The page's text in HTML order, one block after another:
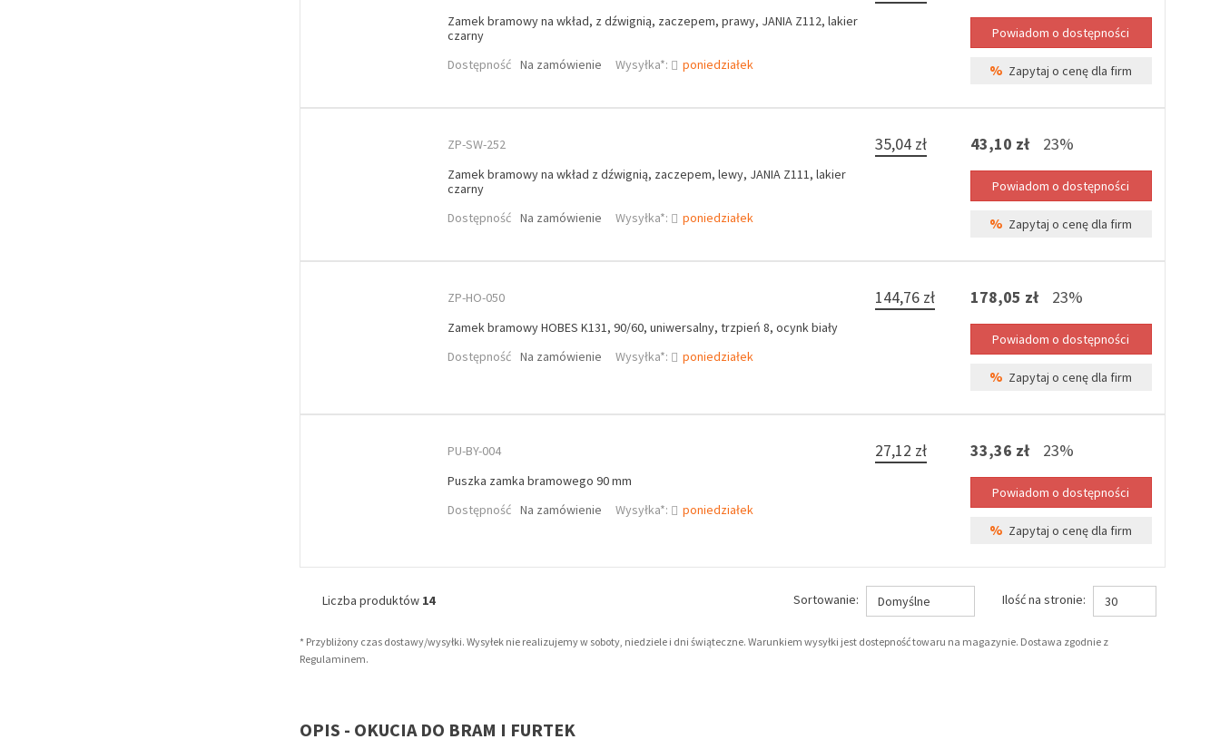
Zamek bramowy na wkład, z dźwignią, zaczepem, prawy, JANIA Z112, lakier
czarny
Dostępność Na zamówienie Wysyłka*: poniedziałek % Zapytaj o cenę dla firm
ZP-SW-252
Zamek bramowy na wkład z dźwignią, zaczepem, lewy, JANIA Z111, lakier
czarny
Dostępność Na zamówienie Wysyłka*: poniedziałek
35,04 zł 43,10 zł 23%
% Zapytaj o cenę dla firm
ZP-HO-050
Zamek bramowy HOBES K131, 90/60, uniwersalny, trzpień 8, ocynk biały
Dostępność Na zamówienie Wysyłka*: poniedziałek
144,76 zł 178,05 zł 23%
% Zapytaj o cenę dla firm
PU-BY-004
Puszka zamka bramowego 90 mm
Dostępność Na zamówienie Wysyłka*: poniedziałek
27,12 zł 33,36 zł 23%
% Zapytaj o cenę dla firm
Liczba produktów 14 Sortowanie: Domyślne Ilość na stronie: 30
* Przybliżony czas dostawy/wysyłki. Wysyłek nie realizujemy w soboty, niedziele i dni świąteczne. Warunkiem wysyłki jest dostepność towaru na magazynie. Dostawa zgodnie z
Regulaminem.
OPIS - OKUCIA DO BRAM I FURTEK